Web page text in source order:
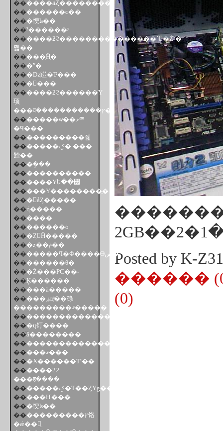
Posted by K-
������
(0)
������äȤ��������
��������ͼ��
���㤤ʪ��
��³������ʸ
������ƻϩ���������������˥󥰡�Ź̾˺�
줿��
�����֤Ĥ֤�
���ʺ�
���ǲ踫�Ƥ���
���򹯿���
������ƻϩ������Υ
顼
���व�����������ץ�
�������ѡ��ޥꥪ
�Ϥ���
�����������줿
�������ݤ� ���
餷��
���ܸ���
������������
������Υե��꡼
�����Υ��������ָ�
���񥲥åȤ�����
��ή�����
������
��������ȯ
���Ȥ󤫤Ĥ�����
��
�ȥ��ݥ��
��
�����Ϥ�Ф����ϴض�
��������θ�
���Ż���PC��˴
��Ķ������
�����ä�����
�����ۻҵͤ��碌
���������ޤ�����
����������������ͷ��Ǥ�����
���ɥ饤����
��ͧã��������
��
��
���ޤ���
���Х������Τˤ��
������ƻϩ
���ह����
��
�����ݤ�Τ��ȤΥǥ�����
�����Ҥ���
���㤤ʪ��
�����������ץ饹
�ǽ��椬̤